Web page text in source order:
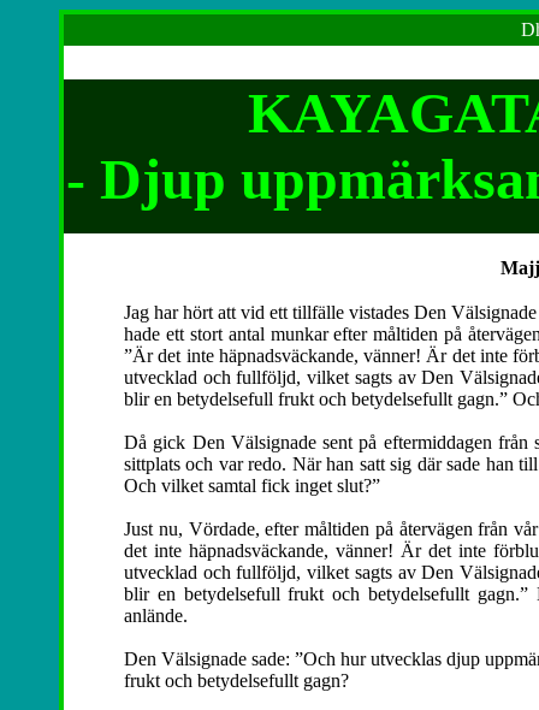
- Djup
Jag har hört att vid ett tillfälle vistades Den
hade ett stort antal munkar efter måltiden på
”Är det inte häpnadsväckande, vänner! Är det inte
utvecklad och fullföljd, vilket sagts av Den
blir en betydelsefull frukt och betydelsefullt gagn.”
Då gick Den Välsignade sent på eftermiddagen från
sittplats och var redo. När han satt sig där sade han
Och vilket samtal fick inget slut?”
Just nu, Vördade, efter måltiden på återvägen från
det inte häpnadsväckande, vänner! Är det inte
utvecklad och fullföljd, vilket sagts av Den
blir en betydelsefull frukt och betydelsefullt
anlände.
Den Välsignade sade: ”Och hur utvecklas djup
frukt och betydelsefullt gagn?